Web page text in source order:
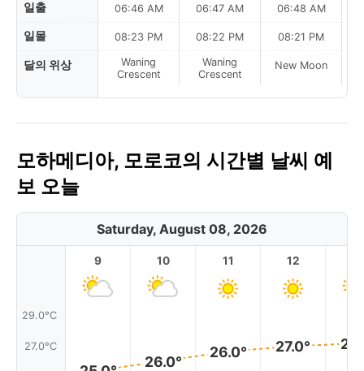
일출
일몰
달의 위상
06:46 AM
08:23 PM
Waning
Crescent
06:47 AM
08:22 PM
Waning
Crescent
06:48 AM
08:21 PM
New Moon
모하메디아, 모로코의 시간별 날씨 예
보 오늘
Saturday, August 08, 2026
29.0°C
27.0°C
9 10
26.0°
11
26.0°
12
27.0°